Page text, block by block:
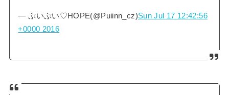
— ぷいぷい♡HOPE(@Puiinn_cz)Sun Jul 17 12:42:56
+0000 2016